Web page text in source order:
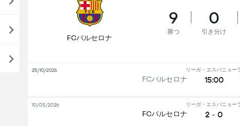
FCバルセロナ
9
勝つ
0
引き分け
FCバルセロナ
リーガ・エスパニョー
15:00
25/10/2026
FCバルセロナ
リーガ・エスパニョー
2 - 0
10/05/2026